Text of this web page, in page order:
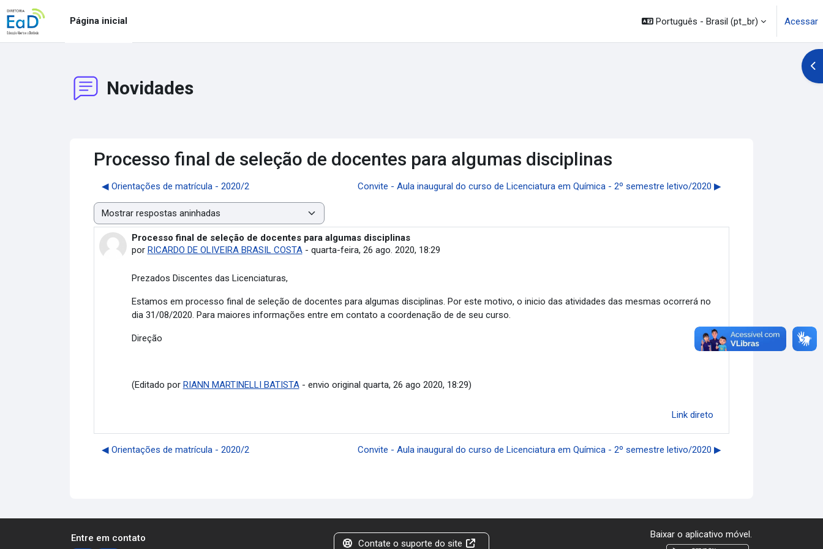
Ir para o conteúdo principal
Página inicial
Português - Brasil ‎(pt_br)‎ Acessar
Novidades
Processo final de seleção de docentes para algumas disciplinas
◀︎ Orientações de matrícula - 2020/2 Convite - Aula inaugural do curso de Licenciatura em Química - 2º semestre letivo/2020 ▶︎
Modo de visualização
Processo final de seleção de docentes para algumas disciplinas
por RICARDO DE OLIVEIRA BRASIL COSTA- quarta-feira, 26 ago. 2020, 18:29
Número de respostas: 0
Prezados Discentes das Licenciaturas,
Estamos em processo final de seleção de docentes para algumas disciplinas. Por este motivo, o inicio das atividades das mesmas ocorrerá no
dia 31/08/2020. Para maiores informações entre em contato a coordenação de de seu curso.
Direção
(Editado por RIANN MARTINELLI BATISTA- envio original quarta, 26 ago 2020, 18:29)
Link direto
◀︎ Orientações de matrícula - 2020/2 Convite - Aula inaugural do curso de Licenciatura em Química - 2º semestre letivo/2020 ▶︎
Entre em contato Contate o suporte do site
Baixar o aplicativo móvel.